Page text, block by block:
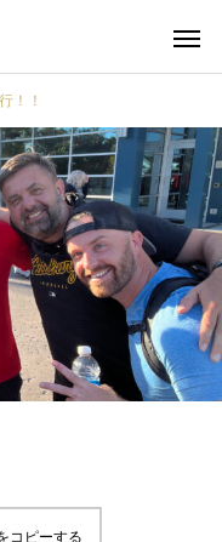
！！
コピーする